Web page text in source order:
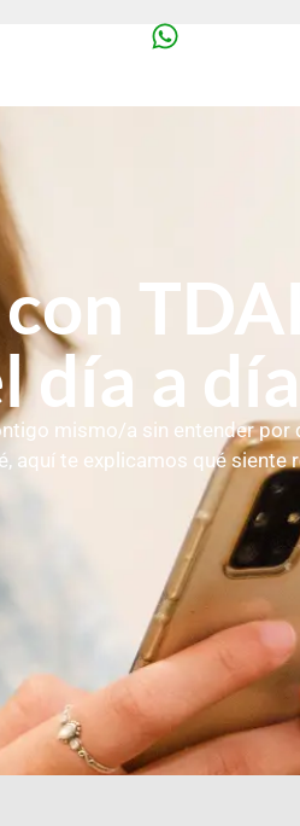
día a día
mismo/a sin entender por
aquí te explicamos qué siente